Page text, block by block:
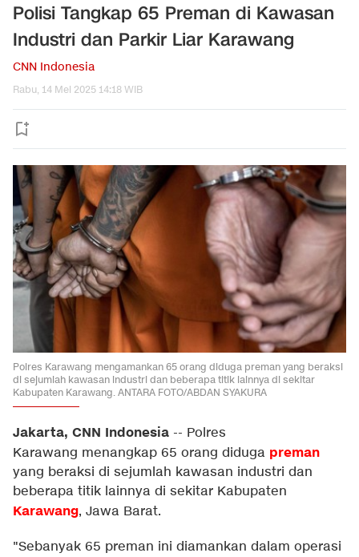
Polisi Tangkap 65 Preman di Kawasan
Industri dan Parkir Liar Karawang
CNN Indonesia
Rabu, 14 Mei 2025 14:18 WIB
Polres Karawang mengamankan 65 orang diduga preman yang beraksi
di sejumlah kawasan industri dan beberapa titik lainnya di sekitar
Kabupaten Karawang. ANTARA FOTO/ABDAN SYAKURA
Jakarta, CNN Indonesia -- Polres
Karawang menangkap 65 orang diduga preman
yang beraksi di sejumlah kawasan industri dan
beberapa titik lainnya di sekitar Kabupaten
Karawang, Jawa Barat.
"Sebanyak 65 preman ini diamankan dalam operasi